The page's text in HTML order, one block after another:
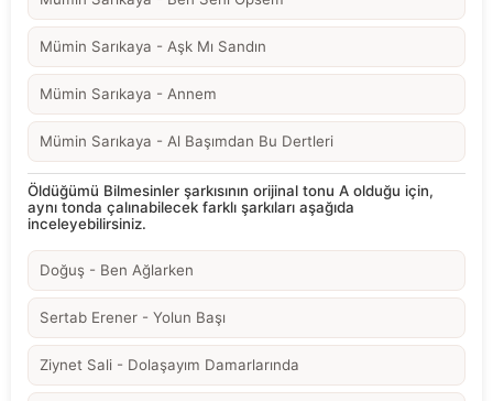
Mümin Sarıkaya - Aşk Mı Sandın
Mümin Sarıkaya - Annem
Mümin Sarıkaya - Al Başımdan Bu Dertleri
Öldüğümü Bilmesinler şarkısının orijinal tonu A olduğu için,
aynı tonda çalınabilecek farklı şarkıları aşağıda
inceleyebilirsiniz.
Doğuş - Ben Ağlarken
Sertab Erener - Yolun Başı
Ziynet Sali - Dolaşayım Damarlarında